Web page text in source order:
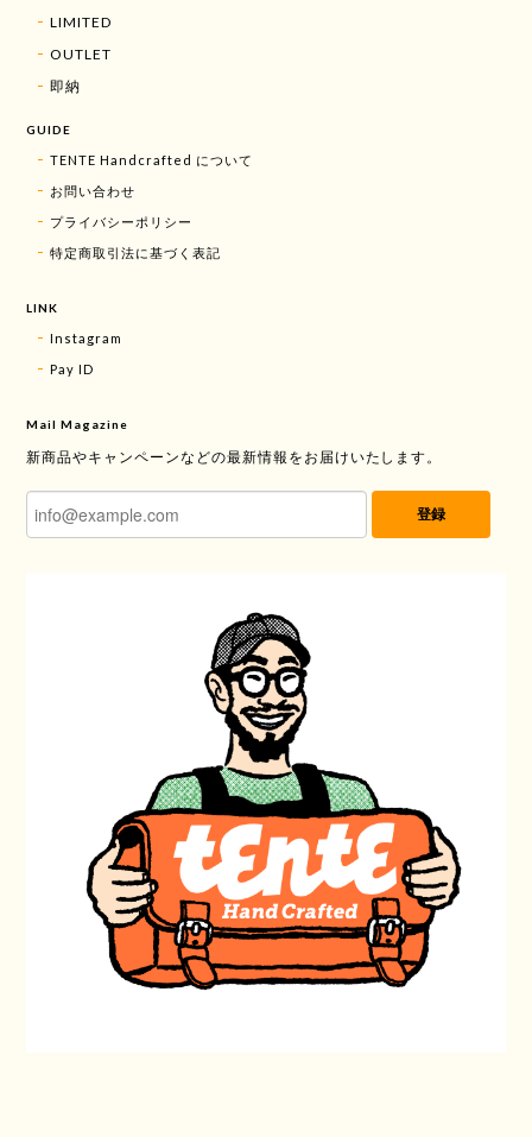
LIMITED
OUTLET
即納
GUIDE
TENTE Handcrafted について
お問い合わせ
プライバシーポリシー
特定商取引法に基づく表記
LINK
Instagram
Pay ID
Mail Magazine
新商品やキャンペーンなどの最新情報をお届けいたします。
登録